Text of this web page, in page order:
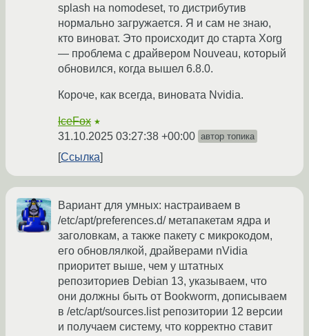
splash на nomodeset, то дистрибутив
нормально загружается. Я и сам не знаю,
кто виноват. Это происходит до старта Xorg
— проблема с драйвером Nouveau, который
обновился, когда вышел 6.8.0.
Короче, как всегда, виновата Nvidia.
IceFox ★
31.10.2025 03:27:38 +00:00 автор топика
Ссылка
Вариант для умных: настраиваем в
/etc/apt/preferences.d/ метапакетам ядра и
заголовкам, а также пакету с микрокодом,
его обновлялкой, драйверами nVidia
приоритет выше, чем у штатных
репозиториев Debian 13, указываем, что
они должны быть от Bookworm, дописываем
в /etc/apt/sources.list репозитории 12 версии
и получаем систему, что корректно ставит